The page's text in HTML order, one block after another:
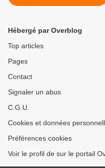
2019
Hébergé par Overblog
Top articles
Pages
Contact
Signaler un abus
C.G.U.
Cookies et données
Préférences cookies
Voir le profil de sur le portail